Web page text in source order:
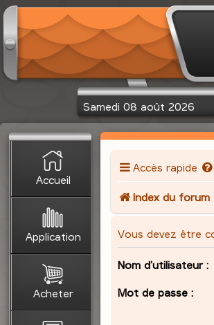
Samedi 08 août 2026
Accueil
Application
Acheter
Accès rapide
Index du forum
Vous devez être
Nom d’utilisateur :
Mot de passe :